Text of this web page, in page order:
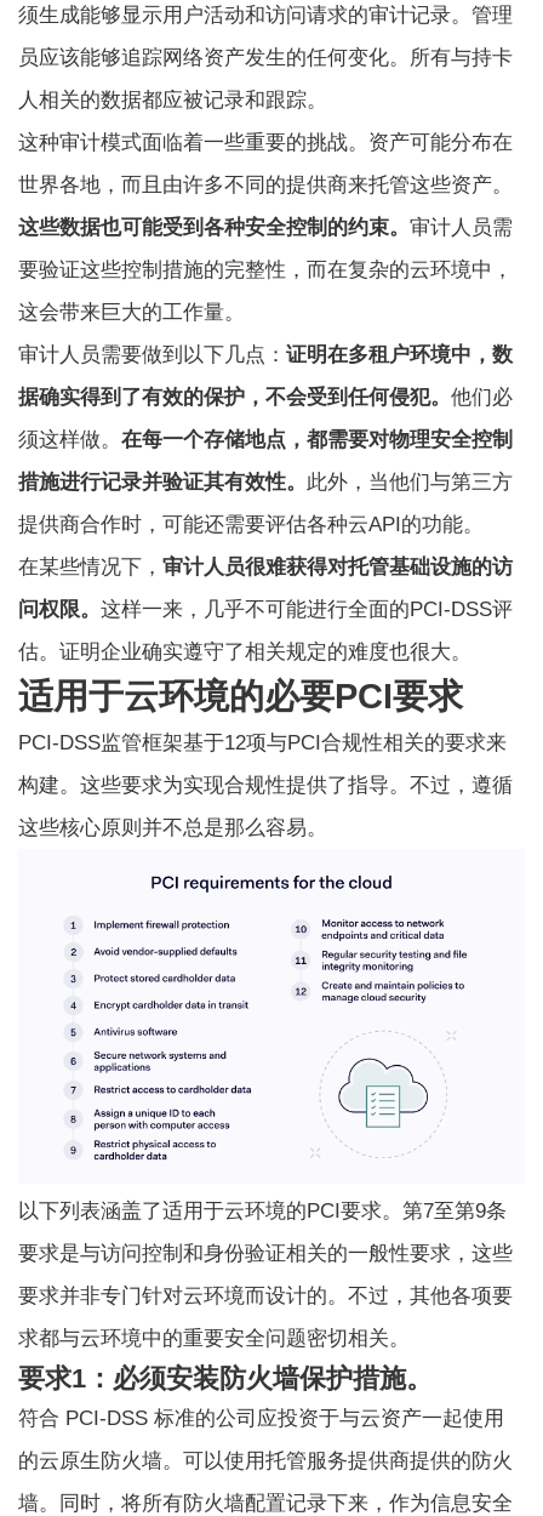
须生成能够显示用户活动和访问请求的审计记录。管理
员应该能够追踪网络资产发生的任何变化。所有与持卡
人相关的数据都应被记录和跟踪。
这种审计模式面临着一些重要的挑战。资产可能分布在
世界各地，而且由许多不同的提供商来托管这些资产。
这些数据也可能受到各种安全控制的约束。审计人员需
要验证这些控制措施的完整性，而在复杂的云环境中，
这会带来巨大的工作量。
审计人员需要做到以下几点：证明在多租户环境中，数
据确实得到了有效的保护，不会受到任何侵犯。他们必
须这样做。在每一个存储地点，都需要对物理安全控制
措施进行记录并验证其有效性。 此外，当他们与第三方
提供商合作时，可能还需要评估各种云API的功能。
在某些情况下，审计人员很难获得对托管基础设施的访
问权限。这样一来，几乎不可能进行全面的PCI-DSS评
估。证明企业确实遵守了相关规定的难度也很大。
适用于云环境的必要PCI要求
PCI-DSS监管框架基于12项与PCI合规性相关的要求来
构建。这些要求为实现合规性提供了指导。不过，遵循
这些核心原则并不总是那么容易。
以下列表涵盖了适用于云环境的PCI要求。第7至第9条
要求是与访问控制和身份验证相关的一般性要求，这些
要求并非专门针对云环境而设计的。不过，其他各项要
求都与云环境中的重要安全问题密切相关。
要求1：必须安装防火墙保护措施。
符合 PCI-DSS 标准的公司应投资于与云资产一起使用
的云原生防火墙。可以使用托管服务提供商提供的防火
墙。同时，将所有防火墙配置记录下来，作为信息安全